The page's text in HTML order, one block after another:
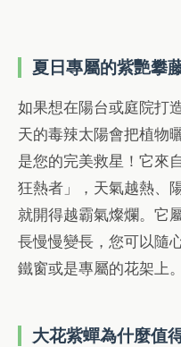
夏日專屬的紫艷攀
如果想在陽台或庭院打
天的毒辣太陽會把植物
是您的完美救星！它來
狂熱者」，天氣越熱、
就開得越霸氣燦爛。它
長慢慢變長，您可以隨
鐵窗或是專屬的花架上。
大花紫蟬為什麼值